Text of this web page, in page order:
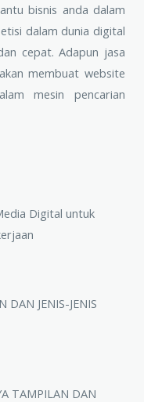
bisnis anda dalam
dalam dunia digital
cepat. Adapun jasa
membuat website
mesin pencarian
Digital untuk
DAN JENIS-JENIS
TAMPILAN DAN